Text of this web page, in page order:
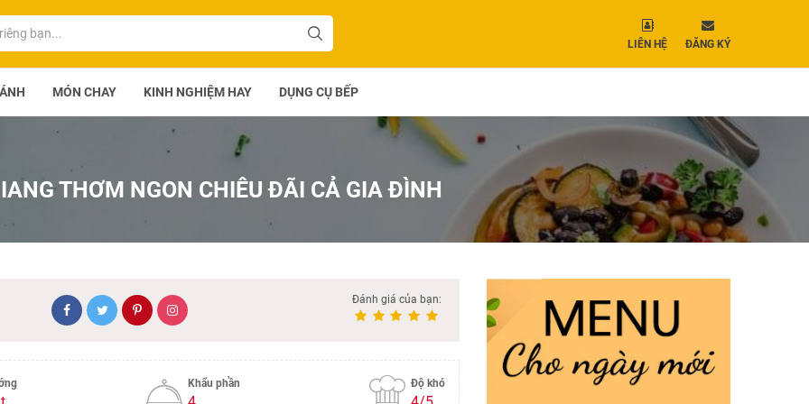
LIÊN HỆ ĐĂNG KÝ
MÓN CHAY KINH NGHIỆM HAY DỤNG CỤ BẾP
THƠM NGON CHIÊU ĐÃI CẢ GIA ĐÌNH
Đánh giá của bạn:
Khẩu phần Độ khó